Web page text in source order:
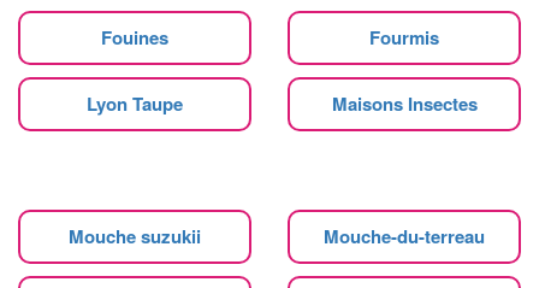
Fouines Fourmis
Lyon Taupe Maisons Insectes
Mouche suzukii Mouche-du-terreau